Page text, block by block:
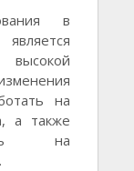
в
на
а также
на